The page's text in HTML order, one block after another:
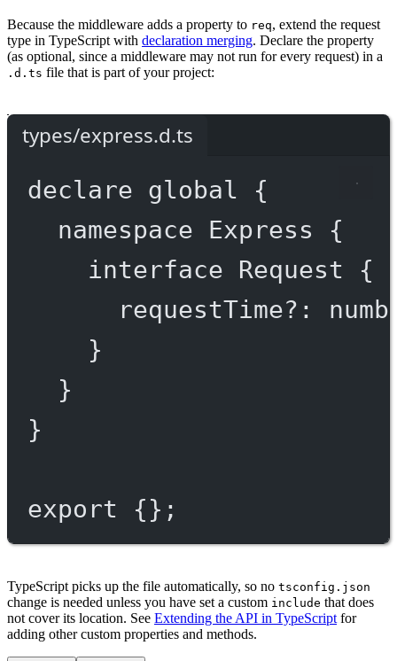
Because the middleware adds a property to req, extend the request
type in TypeScript with declaration merging. Declare the property
(as optional, since a middleware may not run for every request) in a
.d.ts file that is part of your project:
types/express.d.ts
declare global {
namespace
Express {
interface
Request {
requestTime?:
}
}
}
export {};
TypeScript picks up the file automatically, so no tsconfig.json
change is needed unless you have set a custom include that does
not cover its location. See Extending the API in TypeScript for
adding other custom properties and methods.